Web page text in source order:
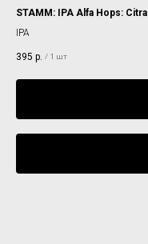
STAMM: IPA Alfa Hops: Citra
IPA
395 р. / 1 шт